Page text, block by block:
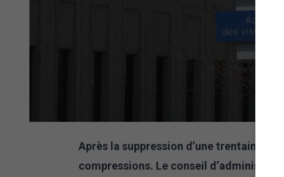
Après la suppression d’une trentaine de
compressions. Le conseil